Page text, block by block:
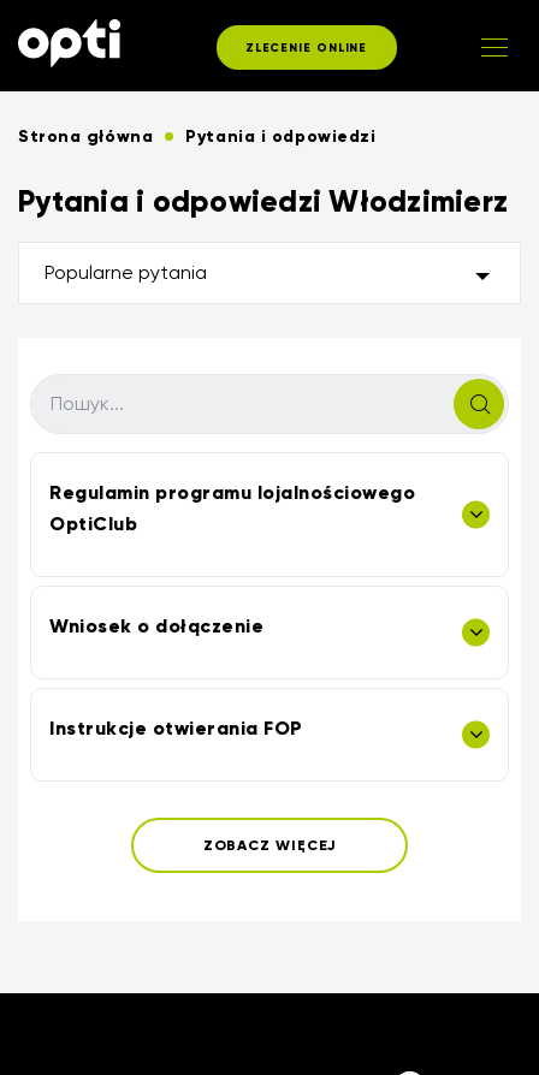
ZLECENIE ONLINE
Strona główna Pytania i odpowiedzi
Pytania i odpowiedzi Włodzimierz
Popularne pytania
Regulamin programu lojalnościowego
OptiClub
Wniosek o dołączenie
Instrukcje otwierania FOP
ZOBACZ WIĘCEJ